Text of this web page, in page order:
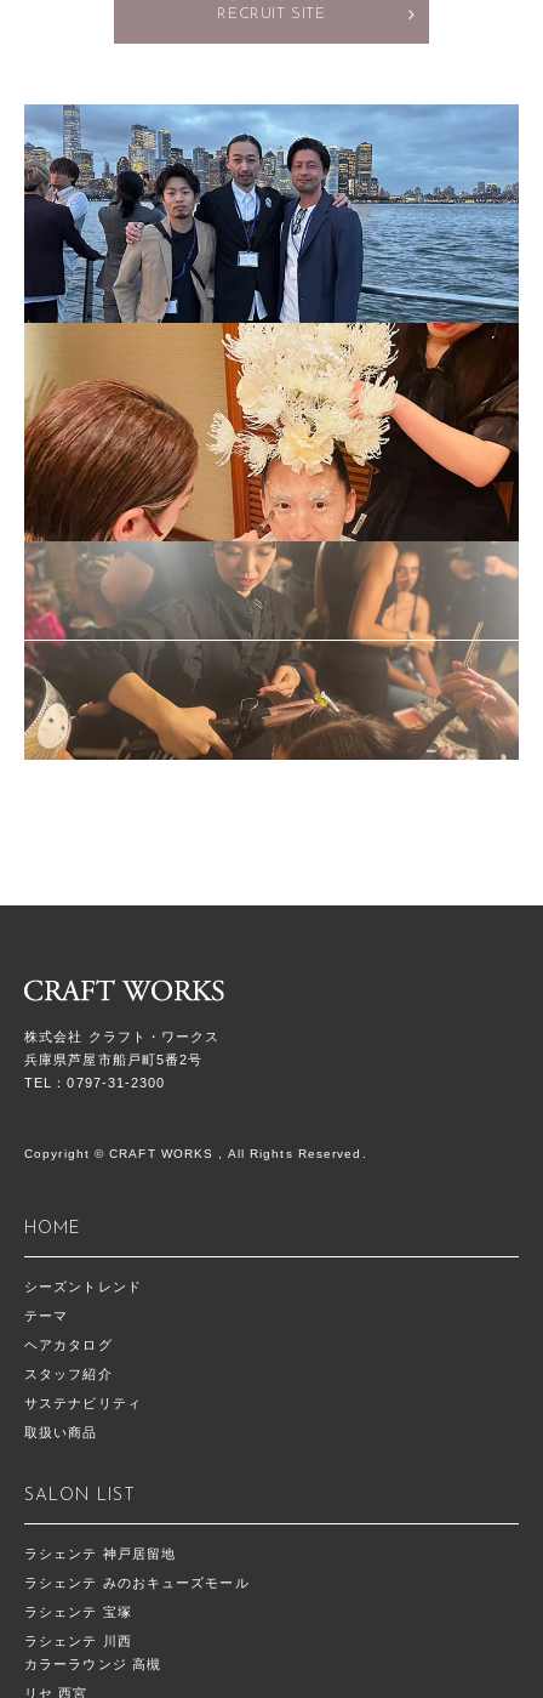
RECRUIT SITE
株式会社 クラフト・ワークス
兵庫県芦屋市船戸町5番2号
TEL：0797-31-2300
Copyright © CRAFT WORKS , All Rights Reserved.
HOME
シーズントレンド
テーマ
ヘアカタログ
スタッフ紹介
サステナビリティ
取扱い商品
SALON LIST
ラシェンテ 神戸居留地
ラシェンテ みのおキューズモール
ラシェンテ 宝塚
ラシェンテ 川西
カラーラウンジ 高槻
リセ 西宮